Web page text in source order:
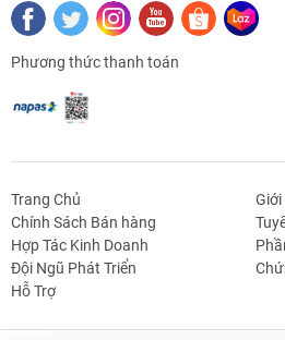
Định
Tải
Linh Kiện Siết -
Nối
Phương thức thanh toán
Trang Chủ
Giới
Chính Sách Bán hàng
Hợp Tác Kinh Doanh
Đội Ngũ Phát Triển
Hỗ Trợ